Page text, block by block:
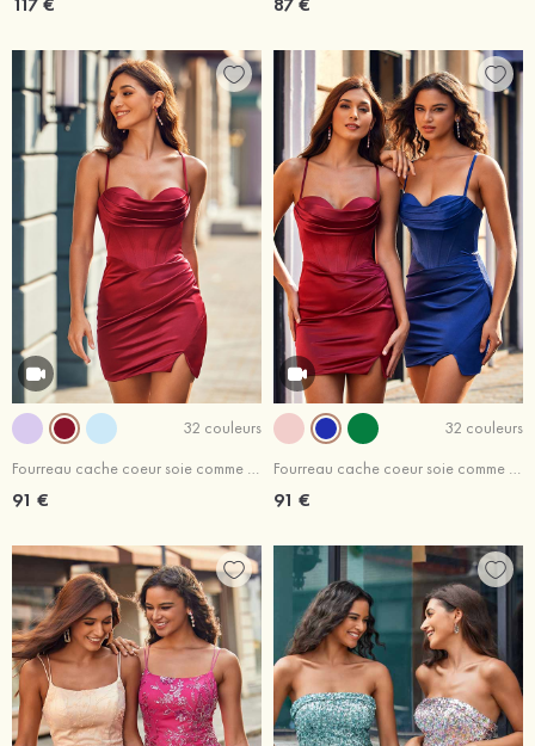
32 couleurs
Fourreau cache coeur soie comme du satin courte/mini robe de fête de la rentrée
91 €
32 couleurs
Fourreau cache coeur soie comme du satin courte/mini robe de fête de la rentrée
91 €